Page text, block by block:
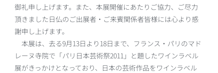
御礼申し上げます。また、本展開催にあたりご協力、ご尽力
頂きました日仏のご出展者・ご来賓関係者皆様には心より感
謝申し上げます。
本展は、去る9月13日より18日まで、フランス・パリのマド
レーヌ寺院で「パリ日本芸術祭2011」と題したワインラベル
展がきっかけとなっており、日本の芸術作品をワインラベル